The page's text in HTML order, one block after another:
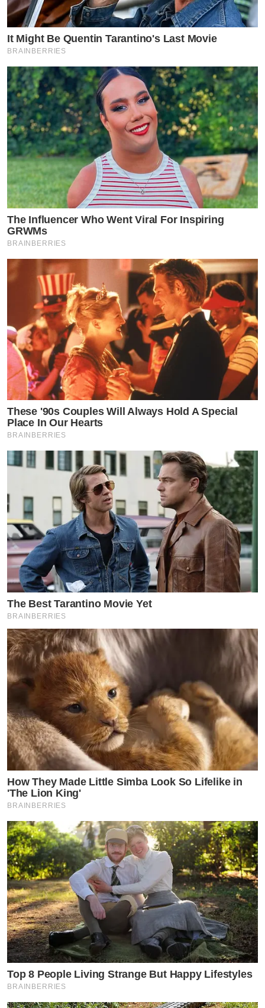
It Might Be Quentin Tarantino's Last Movie
BRAINBERRIES
The Influencer Who Went Viral For Inspiring
GRWMs
BRAINBERRIES
These '90s Couples Will Always Hold A Special
Place In Our Hearts
BRAINBERRIES
The Best Tarantino Movie Yet
BRAINBERRIES
How They Made Little Simba Look So Lifelike in
'The Lion King'
BRAINBERRIES
Top 8 People Living Strange But Happy Lifestyles
BRAINBERRIES